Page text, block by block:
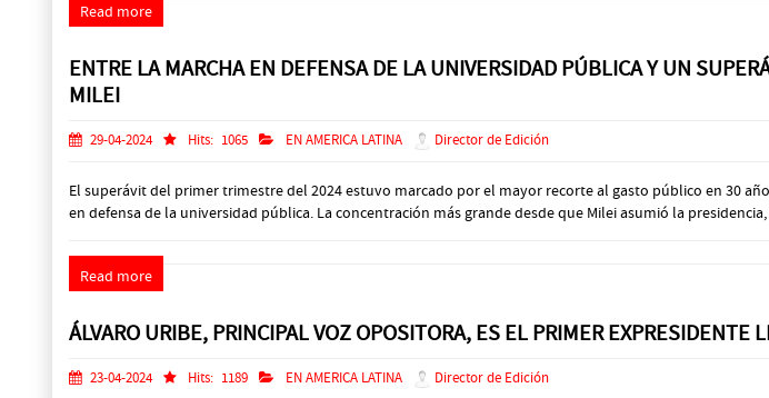
Read more
ENTRE LA MARCHA EN DEFENSA DE LA UNIVERSIDAD PÚBLICA Y UN
MILEI
29-04-2024 Hits: 1065 EN AMERICA LATINA Director de Edición
El superávit del primer trimestre del 2024 estuvo marcado por el mayor recorte al gasto público en 30
en defensa de la universidad pública. La concentración más grande desde que Milei asumió la
Read more
ÁLVARO URIBE, PRINCIPAL VOZ OPOSITORA, ES EL PRIMER EXPRESIDENTE
23-04-2024 Hits: 1189 EN AMERICA LATINA Director de Edición